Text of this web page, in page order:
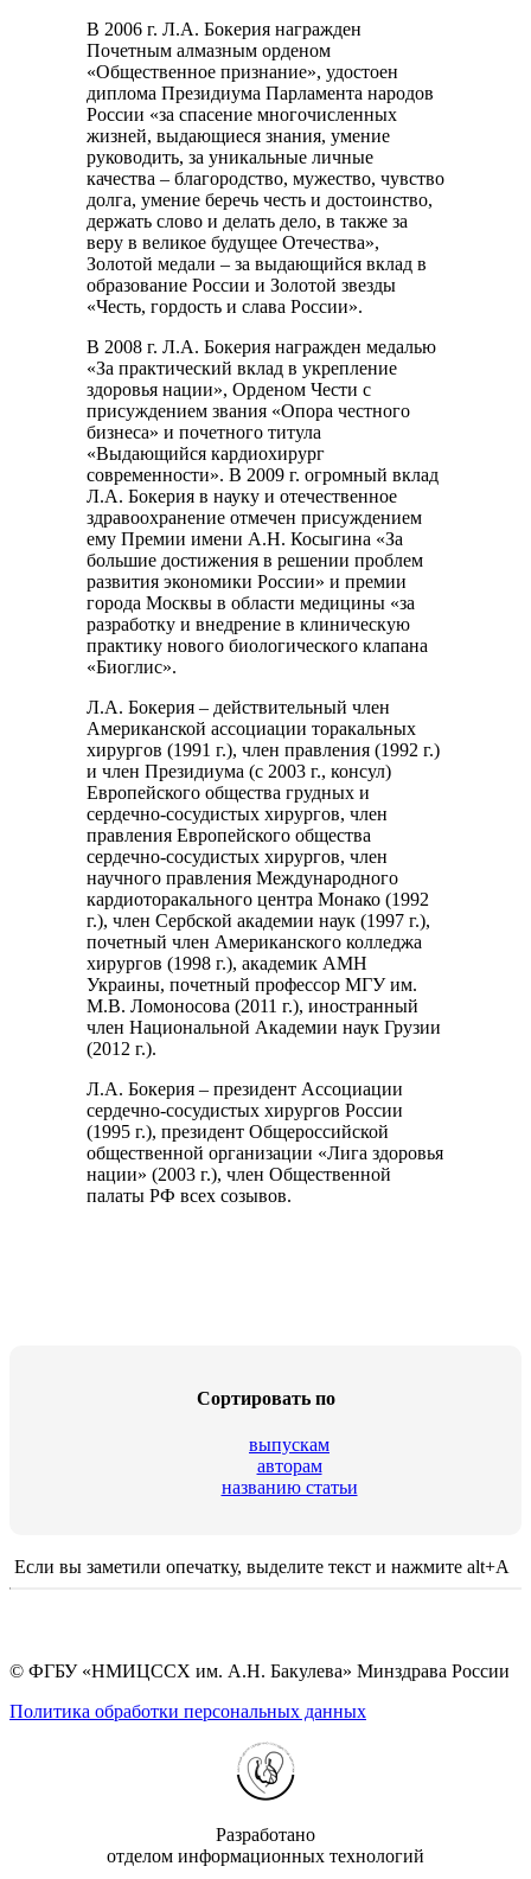
В 2006 г. Л.А. Бокерия награжден
Почетным алмазным орденом
«Общественное признание», удостоен
диплома Президиума Парламента народов
России «за спасение многочисленных
жизней, выдающиеся знания, умение
руководить, за уникальные личные
качества – благородство, мужество, чувство
долга, умение беречь честь и достоинство,
держать слово и делать дело, в также за
веру в великое будущее Отечества»,
Золотой медали – за выдающийся вклад в
образование России и Золотой звезды
«Честь, гордость и слава России».
В 2008 г. Л.А. Бокерия награжден медалью
«За практический вклад в укрепление
здоровья нации», Орденом Чести с
присуждением звания «Опора честного
бизнеса» и почетного титула
«Выдающийся кардиохирург
современности». В 2009 г. огромный вклад
Л.А. Бокерия в науку и отечественное
здравоохранение отмечен присуждением
ему Премии имени А.Н. Косыгина «За
большие достижения в решении проблем
развития экономики России» и премии
города Москвы в области медицины «за
разработку и внедрение в клиническую
практику нового биологического клапана
«Биоглис».
Л.А. Бокерия – действительный член
Американской ассоциации торакальных
хирургов (1991 г.), член правления (1992 г.)
и член Президиума (с 2003 г., консул)
Европейского общества грудных и
сердечно-сосудистых хирургов, член
правления Европейского общества
сердечно-сосудистых хирургов, член
научного правления Международного
кардиоторакального центра Монако (1992
г.), член Сербской академии наук (1997 г.),
почетный член Американского колледжа
хирургов (1998 г.), академик АМН
Украины, почетный профессор МГУ им.
М.В. Ломоносова (2011 г.), иностранный
член Национальной Академии наук Грузии
(2012 г.).
Л.А. Бокерия – президент Ассоциации
сердечно-сосудистых хирургов России
(1995 г.), президент Общероссийской
общественной организации «Лига здоровья
нации» (2003 г.), член Общественной
палаты РФ всех созывов.
Сортировать по
выпускам
авторам
названию статьи
Если вы заметили опечатку, выделите текст и нажмите alt+A
© ФГБУ «НМИЦССХ им. А.Н. Бакулева» Минздрава России
Политика обработки персональных данных
Разработано
отделом информационных технологий